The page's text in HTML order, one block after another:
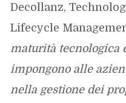
Decollanz,
Lifecycle
maturità tecnologica
impongono alle
nella gestione dei